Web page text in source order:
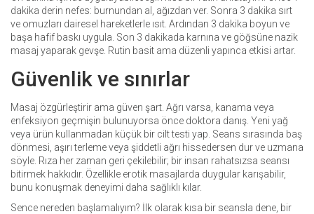
dakika derin nefes: burnundan al, ağızdan ver. Sonra 3 dakika sırt
ve omuzları dairesel hareketlerle ısıt. Ardından 3 dakika boyun ve
başa hafif baskı uygula. Son 3 dakikada karnına ve göğsüne nazik
masaj yaparak gevşe. Rutin basit ama düzenli yapınca etkisi artar.
Güvenlik ve sınırlar
Masaj özgürleştirir ama güven şart. Ağrı varsa, kanama veya
enfeksiyon geçmişin bulunuyorsa önce doktora danış. Yeni yağ
veya ürün kullanmadan küçük bir cilt testi yap. Seans sırasında baş
dönmesi, aşırı terleme veya şiddetli ağrı hissedersen dur ve uzmana
söyle. Rıza her zaman geri çekilebilir; bir insan rahatsızsa seansı
bitirmek hakkıdır. Özellikle erotik masajlarda duygular karışabilir,
bunu konuşmak deneyimi daha sağlıklı kılar.
Sence nereden başlamalıyım? İlk olarak kısa bir seansla dene, bir